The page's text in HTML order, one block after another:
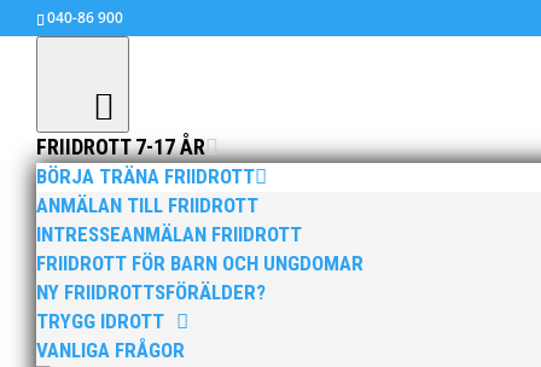
040-86 900
FRIIDROTT 7-17 ÅR
BÖRJA TRÄNA FRIIDROTT
ANMÄLAN TILL FRIIDROTT
INTRESSEANMÄLAN FRIIDROTT
FRIIDROTT FÖR BARN OCH UNGDOMAR
NY FRIIDROTTSFÖRÄLDER?
TRYGG IDROTT
VANLIGA FRÅGOR
Årets nykomling och lilla
jan 13, 2014|